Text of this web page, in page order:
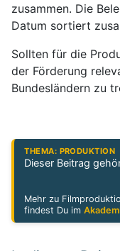
zusammen. Die
Datum sortiert
Sollten für die
der Förderung
Bundesländern zu
THEMA: PRODUKTION
Dieser Beitrag
Mehr zu
findest Du im